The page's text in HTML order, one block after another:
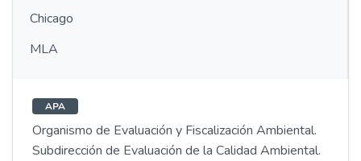
Chicago
MLA
APA
Organismo de Evaluación y Fiscalización Ambiental.
Subdirección de Evaluación de la Calidad Ambiental.